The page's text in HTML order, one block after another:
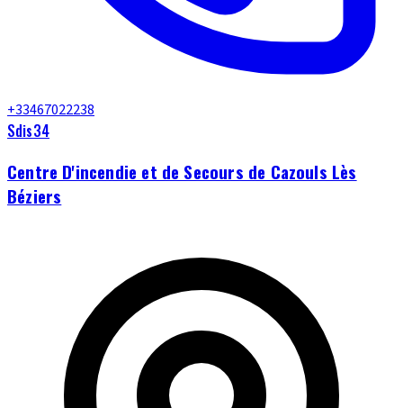
+33467022238
Sdis34
Centre D'incendie et de Secours de Cazouls Lès
Béziers